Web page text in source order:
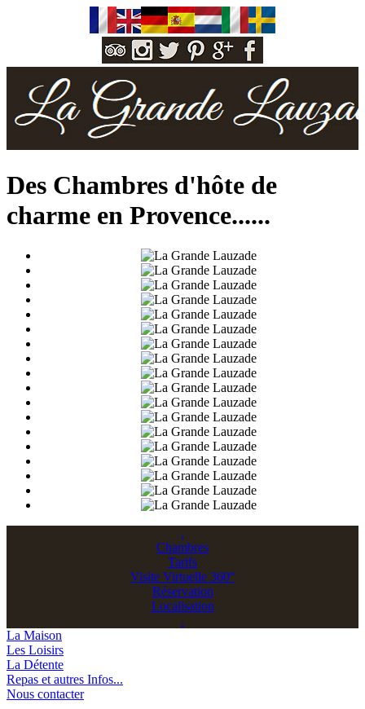
Des Chambres d'hôte de
charme en Provence......
.
Chambres
Tarifs
Visite Virtuelle 360°
Réservation
Localisation
.
La Maison
Les Loisirs
La Détente
Repas et autres Infos...
Nous contacter